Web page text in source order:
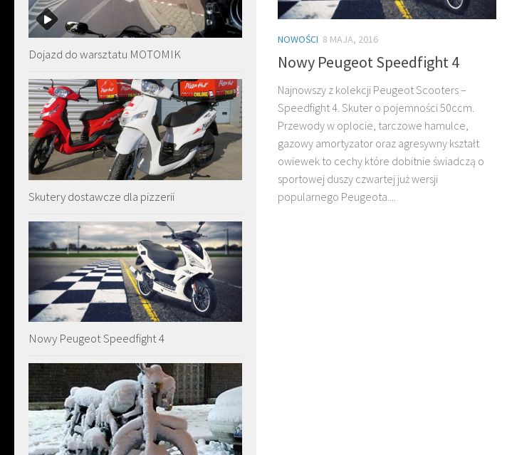
NOWOŚCI 8 MAJA, 2016
Nowy Peugeot Speedfight 4
Najnowszy z kolekcji Peugeot Scooters –
Speedfight 4. Skuter o pojemności 50ccm.
Przewody w oplocie, tarczowe hamulce,
gazowy amortyzator oraz agresywny kształt
owiewek to cechy które dobitnie świadczą o
sportowej duszy czwartej już wersji
popularnego Peugeota....
Dojazd do warsztatu MOTOMIK
Skutery dostawcze dla pizzerii
Nowy Peugeot Speedfight 4